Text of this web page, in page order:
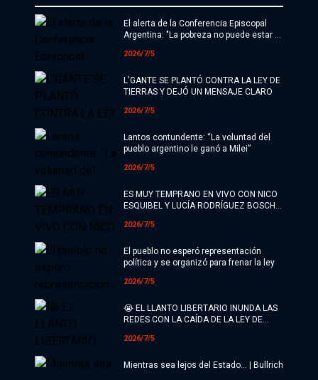
El alerta de la Conferencia Episcopal
Argentina: "La pobreza no puede estar a
2026/7/5
L'GANTE SE PLANTÓ CONTRA LA LEY DE
TIERRAS Y DEJÓ UN MENSAJE CLARO
2026/7/5
Lantos contundente: “La voluntad del
pueblo argentino le ganó a Milei”
2026/7/5
ES MUY TEMPRANO EN VIVO CON NICO
ESQUIBEL Y LUCÍA RODRÍGUEZ BOSCH |
2026/7/5
El pueblo no esperó representación
política y se organizó para frenar la ley
2026/7/5
😭 EL LLANTO LIBERTARIO INUNDA LAS
REDES CON LA CAÍDA DE LA LEY DE
2026/7/5
Mientras sea lejos del Estado... | Bullrich